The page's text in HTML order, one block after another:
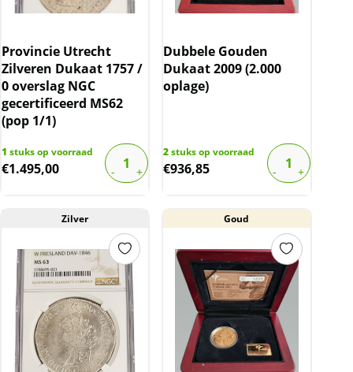
Provincie Utrecht
Zilveren Dukaat 1757 /
0 overslag NGC
gecertificeerd MS62
(pop 1/1)
1 stuks op voorraad
€1.495,00
Dubbele Gouden
Dukaat 2009 (2.000
oplage)
2stuks op voorraad
€936,85
Zilver Goud